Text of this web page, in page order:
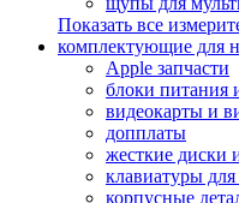
Показать все
комплектующие для
Apple запчасти
блоки питания
видеокарты и
допплаты
жесткие диски
клавиатуры для
корпусные